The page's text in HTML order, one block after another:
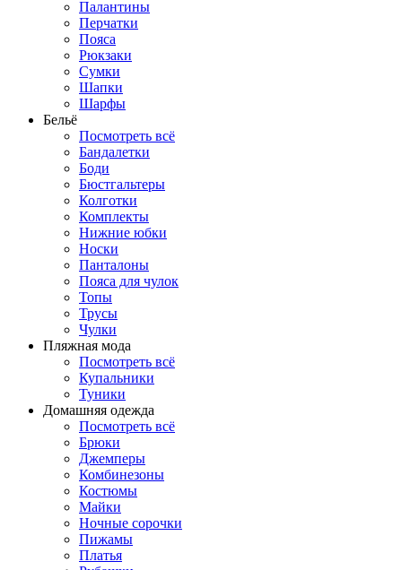
Палантины
Перчатки
Пояса
Рюкзаки
Сумки
Шапки
Шарфы
Бельё
Посмотреть всё
Бандалетки
Боди
Бюстгальтеры
Колготки
Комплекты
Нижние юбки
Носки
Панталоны
Поясa для чулок
Топы
Трусы
Чулки
Пляжная мода
Посмотреть всё
Купальники
Туники
Домашняя одежда
Посмотреть всё
Брюки
Джемперы
Комбинезоны
Костюмы
Майки
Ночные сорочки
Пижамы
Платья